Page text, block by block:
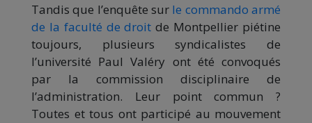
Tandis que l’enquête sur le commando armé
de la faculté de droit de Montpellier piétine
toujours, plusieurs syndicalistes de
l’université Paul Valéry ont été convoqués
par la commission disciplinaire de
l’administration. Leur point commun ?
Toutes et tous ont participé au mouvement